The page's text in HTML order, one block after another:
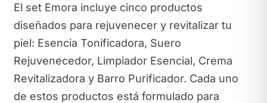
El set Emora incluye cinco productos
diseñados para rejuvenecer y revitalizar tu
piel: Esencia Tonificadora, Suero
Rejuvenecedor, Limpiador Esencial, Crema
Revitalizadora y Barro Purificador. Cada uno
de estos productos está formulado para